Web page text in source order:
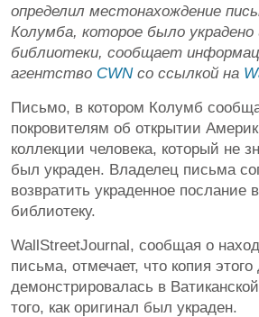
определил местонахождение
Колумба, которое было украдено
библиотеки, сообщает
агентство CWNсо ссылкой на
Письмо, в котором Колумб
покровителям об открытии
коллекции человека, который не
был украден. Владелец письма
возвратить украденное послание
библиотеку.
WallStreetJournal, сообщая о
письма, отмечает, что копия этого
демонстрировалась в
того, как оригинал был украден.